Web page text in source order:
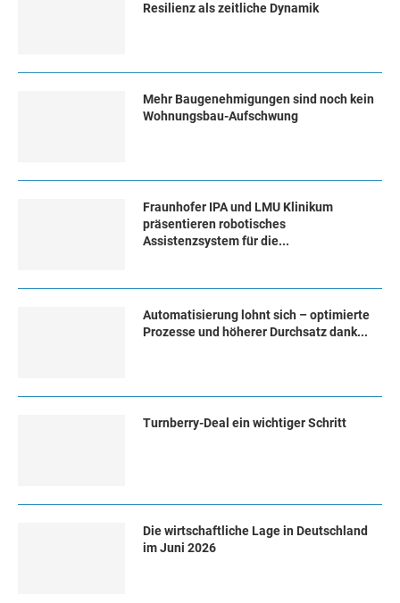
Resilienz als zeitliche Dynamik
Mehr Baugenehmigungen sind noch kein
Wohnungsbau-Aufschwung
Fraunhofer IPA und LMU Klinikum
präsentieren robotisches
Assistenzsystem für die...
Automatisierung lohnt sich – optimierte
Prozesse und höherer Durchsatz dank...
Turn­ber­ry-Deal ein wich­ti­ger Schritt
Die wirtschaftliche Lage in Deutschland
im Juni 2026